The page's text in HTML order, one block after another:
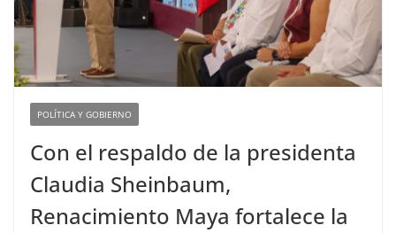
POLÍTICA Y GOBIERNO
Con el respaldo de la presidenta
Claudia Sheinbaum,
Renacimiento Maya fortalece la